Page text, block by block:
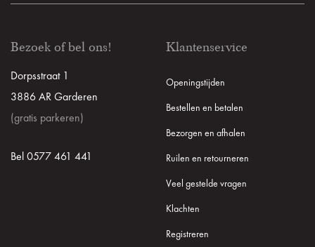
Bezoek of bel ons!
Dorpsstraat 1
3886 AR Garderen
(gratis parkeren)
Bel 0577 461 441
Klantenservice
Openingstijden
Bestellen en betalen
Bezorgen en afhalen
Ruilen en retourneren
Veel gestelde vragen
Klachten
Registreren